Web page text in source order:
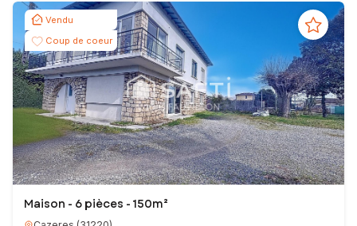
Vendu
Coup de coeur
Maison - 6 pièces - 150m²